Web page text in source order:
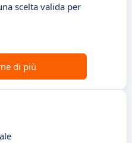
scelta valida per
di più